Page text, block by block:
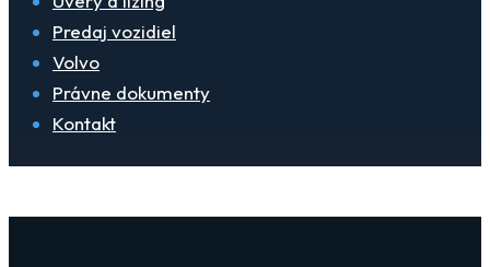
Predaj vozidiel
Volvo
Právne dokumenty
Kontakt